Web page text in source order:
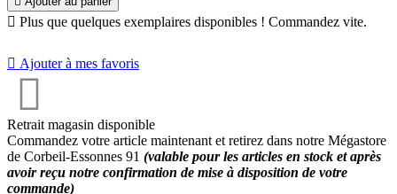
 Plus que quelques exemplaires disponibles ! Commandez vite.
 Ajouter à mes favoris
Retrait magasin disponible
Commandez votre article maintenant et retirez dans notre Mégastore
de Corbeil-Essonnes 91 (valable pour les articles en stock et après
avoir reçu notre confirmation de mise à disposition de votre
commande)